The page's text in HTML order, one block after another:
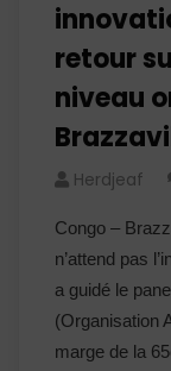
retour
niveau
Herdjeaf
Congo –
n’attend pas
a guidé le
(Organisation
marge de la